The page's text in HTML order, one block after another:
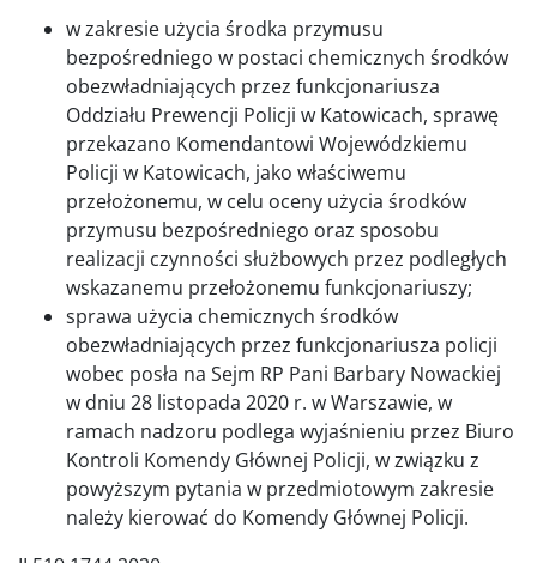
w zakresie użycia środka przymusu
bezpośredniego w postaci chemicznych środków
obezwładniających przez funkcjonariusza
Oddziału Prewencji Policji w Katowicach, sprawę
przekazano Komendantowi Wojewódzkiemu
Policji w Katowicach, jako właściwemu
przełożonemu, w celu oceny użycia środków
przymusu bezpośredniego oraz sposobu
realizacji czynności służbowych przez podległych
wskazanemu przełożonemu funkcjonariuszy;
sprawa użycia chemicznych środków
obezwładniających przez funkcjonariusza policji
wobec posła na Sejm RP Pani Barbary Nowackiej
w dniu 28 listopada 2020 r. w Warszawie, w
ramach nadzoru podlega wyjaśnieniu przez Biuro
Kontroli Komendy Głównej Policji, w związku z
powyższym pytania w przedmiotowym zakresie
należy kierować do Komendy Głównej Policji.